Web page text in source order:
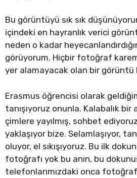
Bu görüntüyü sık sık
içindeki en hayranlık verici
neden o kadar
görüyorum. Hiçbir fotoğraf
yer alamayacak olan bir görüntü
Erasmus öğrencisi olarak
tanışıyoruz onunla. Kalabalık
çimlere yayılmış, sohbet
yaklaşıyor bize. Selamlaşıyor,
oluyor, el sıkışıyoruz. Bu ilk
fotoğrafı yok bu anın, bu
telefonlarımızdaki onca